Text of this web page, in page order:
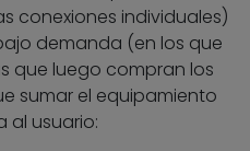
conexiones individuales)
demanda (en los que
que luego compran los
sumar el equipamiento
al usuario: